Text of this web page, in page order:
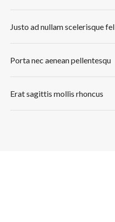
Justo ad nullam scelerisque fel
Porta nec aenean pellentesqu
Erat sagittis mollis rhoncus